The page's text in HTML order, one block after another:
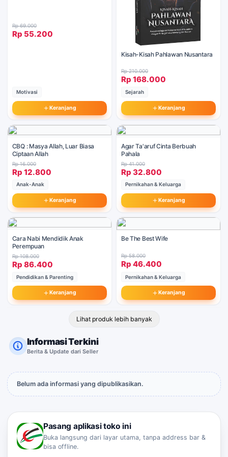
Rp 69.000
Rp 55.200
Motivasi
Keranjang
Kisah-Kisah Pahlawan Nusantara
Rp 210.000
Rp 168.000
Sejarah
Keranjang
CBQ : Masya Allah, Luar Biasa
Ciptaan Allah
Rp 16.000
Rp 12.800
Anak-Anak
Keranjang
Agar Ta'aruf Cinta Berbuah
Pahala
Rp 41.000
Rp 32.800
Pernikahan & Keluarga
Keranjang
Cara Nabi Mendidik Anak
Perempuan
Rp 108.000
Rp 86.400
Pendidikan & Parenting
Keranjang
Be The Best Wife
Rp 58.000
Rp 46.400
Pernikahan & Keluarga
Keranjang
Lihat produk lebih banyak
Informasi Terkini
Berita & Update dari Seller
Belum ada informasi yang dipublikasikan.
Pasang aplikasi toko ini
Buka langsung dari layar utama, tanpa address bar &
bisa offline.